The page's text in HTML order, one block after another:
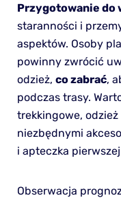
Przygotowanie do
staranności i
aspektów. Osoby
powinny zwrócić
odzież, co zabrać,
podczas trasy.
trekkingowe,
niezbędnymi
i apteczka
Obserwacja